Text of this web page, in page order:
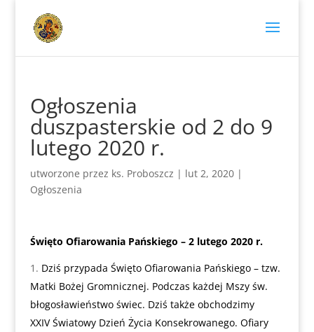
Ogłoszenia
duszpasterskie od 2 do 9
lutego 2020 r.
utworzone przez ks. Proboszcz | lut 2, 2020|
Ogłoszenia
Święto Ofiarowania Pańskiego – 2 lutego 2020 r.
Dziś przypada Święto Ofiarowania Pańskiego – tzw.
Matki Bożej Gromnicznej. Podczas każdej Mszy św.
błogosławieństwo świec. Dziś także obchodzimy
XXIV Światowy Dzień Życia Konsekrowanego. Ofiary